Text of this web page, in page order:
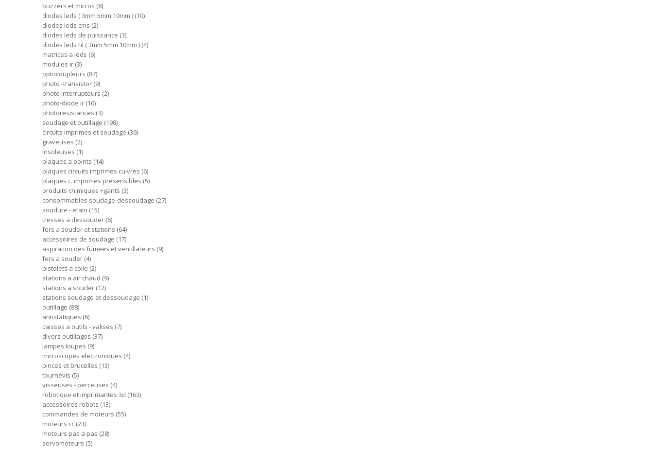
buzzers et micros 8
diodes leds ( 3mm 5mm 10mm ) 10
diodes leds cms 2
diodes leds de puissance 3
diodes leds hl ( 3mm 5mm 10mm ) 4
matrices a leds 6
modules ir 3
optocoupleurs 87
photo -transistor 9
photo interrupteurs 2
photo-diode ir 16
photoresistances 3
soudage et outillage 198
circuits imprimes et soudage 36
graveuses 2
insoleuses 1
plaques a points 14
plaques circuits imprimes cuivres 6
plaques c. imprimes presensibles 5
produits chimiques +gants 3
consommables soudage-dessoudage 27
soudure - etain 15
tresses a dessouder 6
fers a souder et stations 64
accessoires de soudage 17
aspiration des fumees et ventillateurs 9
fers a souder 4
pistolets a colle 2
stations a air chaud 9
stations a souder 12
stations soudage et dessoudage 1
outillage 88
antistatiques 6
caisses a outils - valises 7
divers outillages 37
lampes loupes 9
microscopes electroniques 4
pinces et brucelles 13
tournevis 5
visseuses - perceuses 4
robotique et imprimantes 3d 163
accessoires robots 13
commandes de moteurs 55
moteurs cc 23
moteurs pas a pas 28
servomoteurs 5